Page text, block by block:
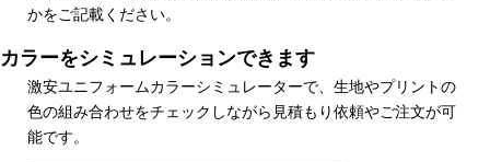
かをご記載ください。
カラーをシミュレーションできます
激安ユニフォームカラーシミュレーターで、生地やプリントの
色の組み合わせをチェックしながら見積もり依頼やご注文が可
能です。